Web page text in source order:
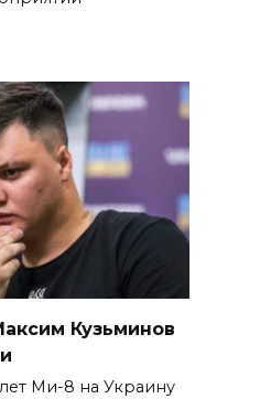
Кузьминов
Ми-8 на Украину